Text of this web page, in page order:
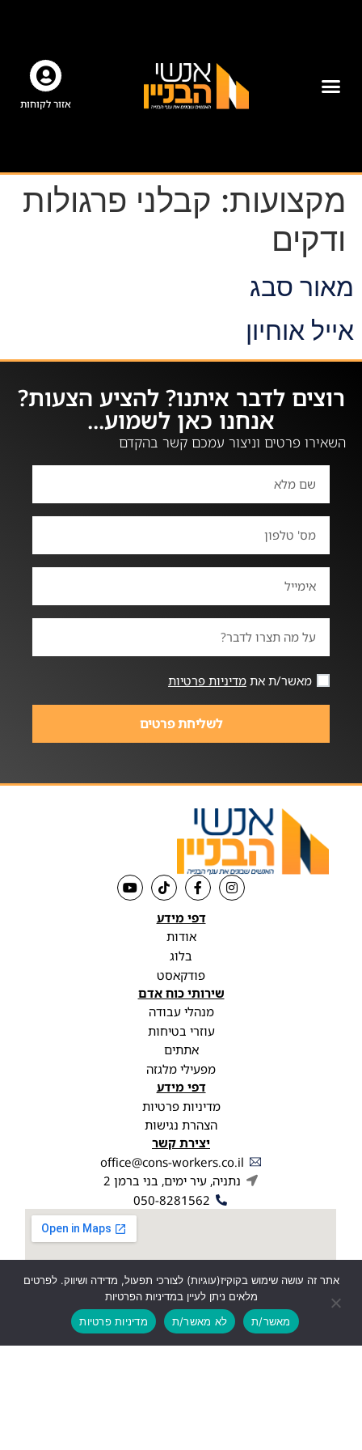
אזור לקוחות
מקצועות: קבלני פרגולות
ודקים
מאור סבג
אייל אוחיון
רוצים לדבר איתנו? להציע הצעות?
אנחנו כאן לשמוע...
השאירו פרטים וניצור עמכם קשר בהקדם
מאשר/ת את מדיניות פרטיות
לשליחת פרטים
דפי מידע
אודות
בלוג
פודקאסט
שירותי כוח אדם
מנהלי עבודה
עוזרי בטיחות
אתתים
מפעילי מלגזה
דפי מידע
מדיניות פרטיות
הצהרת נגישות
יצירת קשר
office@cons-workers.co.il
נתניה, עיר ימים, בני ברמן 2
050-8281562
אתר זה עושה שימוש בקוקיז(עוגיות) לצורכי תפעול, מדידה ושיווק. לפרטים
מלאים ניתן לעיין במדיניות הפרטיות
מאשר/ת
לא מאשר/ת מדיניות פרטיות